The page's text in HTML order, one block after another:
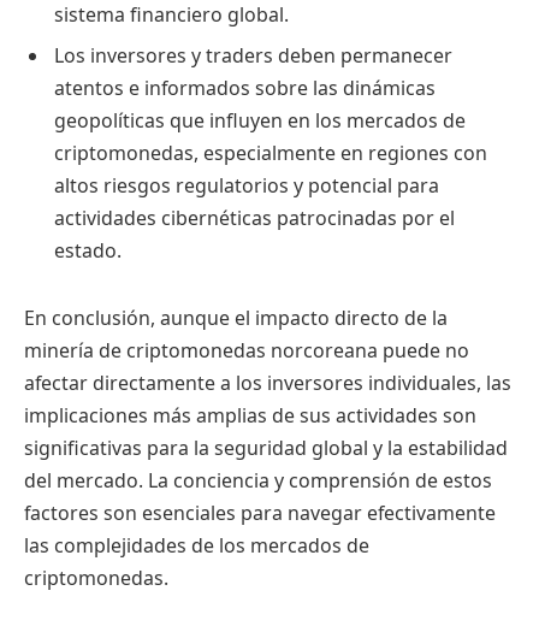
sistema financiero global.
Los inversores y traders deben permanecer
atentos e informados sobre las dinámicas
geopolíticas que influyen en los mercados de
criptomonedas, especialmente en regiones con
altos riesgos regulatorios y potencial para
actividades cibernéticas patrocinadas por el
estado.
En conclusión, aunque el impacto directo de la
minería de criptomonedas norcoreana puede no
afectar directamente a los inversores individuales, las
implicaciones más amplias de sus actividades son
significativas para la seguridad global y la estabilidad
del mercado. La conciencia y comprensión de estos
factores son esenciales para navegar efectivamente
las complejidades de los mercados de
criptomonedas.